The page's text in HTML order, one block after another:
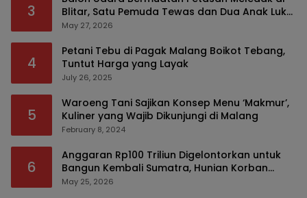
3
Blitar, Satu Pemuda Tewas dan Dua Anak Luka
Serius
May 27, 2026
4
Petani Tebu di Pagak Malang Boikot Tebang,
Tuntut Harga yang Layak
July 26, 2025
5
Waroeng Tani Sajikan Konsep Menu ‘Makmur’,
Kuliner yang Wajib Dikunjungi di Malang
February 8, 2024
6
Anggaran Rp100 Triliun Digelontorkan untuk
Bangun Kembali Sumatra, Hunian Korban
Bencana Bakal Difokuskan
May 25, 2026